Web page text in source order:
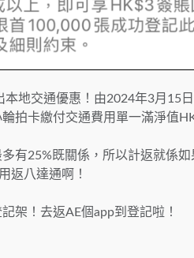
本地交通優惠！由2024年3月15
拍卡繳付交通費用單一滿淨值
多有25%既關係，所以計返就係
返八達通啊！
架！去返AE個app到登記啦！